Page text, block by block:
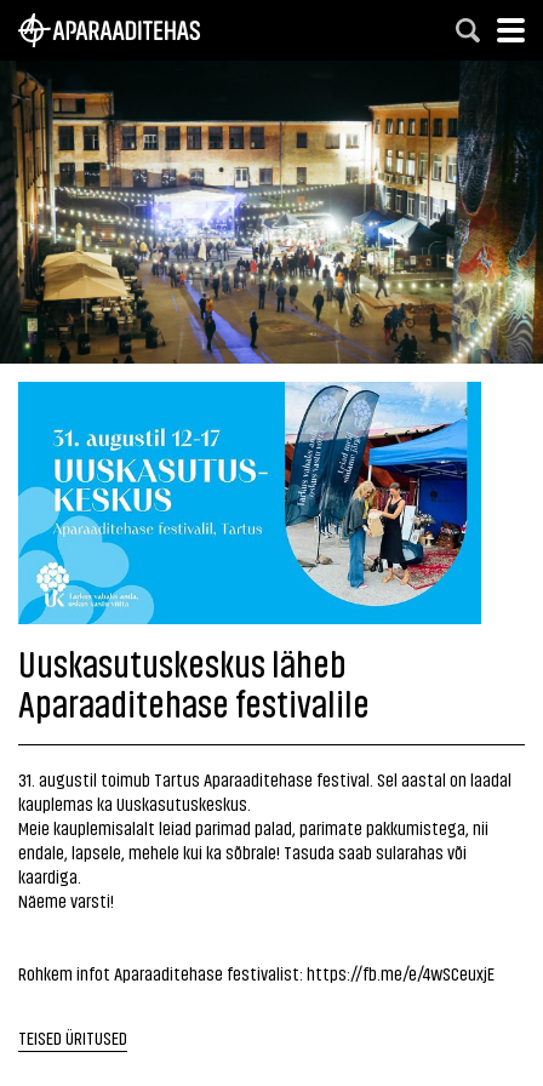
Uuskasutuskeskus läheb
Aparaaditehase festivalile
31. augustil toimub Tartus Aparaaditehase festival. Sel aastal on laadal
kauplemas ka Uuskasutuskeskus.
Meie kauplemisalalt leiad parimad palad, parimate pakkumistega, nii
endale, lapsele, mehele kui ka sõbrale! Tasuda saab sularahas või
kaardiga.
Näeme varsti!
Rohkem infot Aparaaditehase festivalist: https://fb.me/e/4wSCeuxjE
TEISED ÜRITUSED